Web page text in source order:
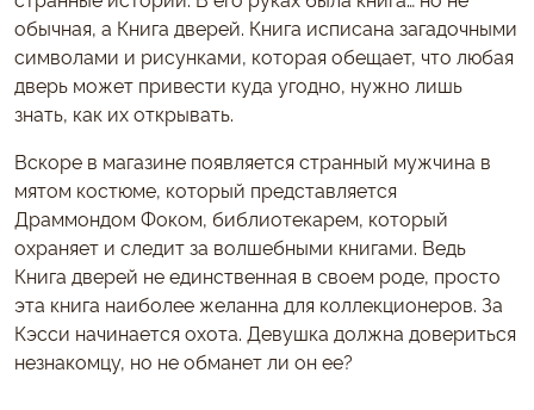
обычная, а Книга дверей. Книга исписана загадочными
символами и рисунками, которая обещает, что любая
дверь может привести куда угодно, нужно лишь
знать, как их открывать.
Вскоре в магазине появляется странный мужчина в
мятом костюме, который представляется
Драммондом Фоком, библиотекарем, который
охраняет и следит за волшебными книгами. Ведь
Книга дверей не единственная в своем роде, просто
эта книга наиболее желанна для коллекционеров. За
Кэсси начинается охота. Девушка должна довериться
незнакомцу, но не обманет ли он ее?